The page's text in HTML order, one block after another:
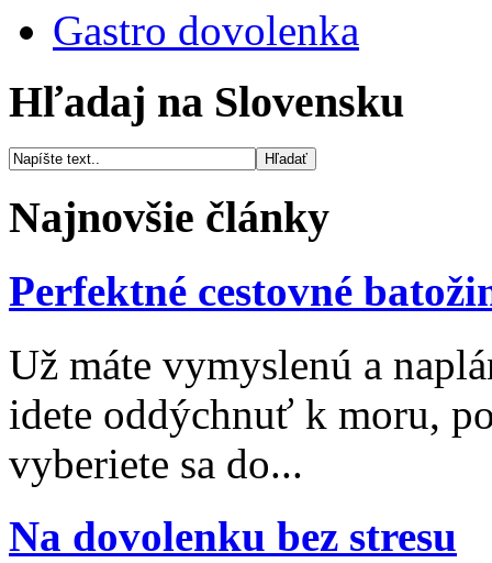
Gastro dovolenka
Hľadaj na Slovensku
Najnovšie články
Perfektné cestovné
Už máte vymyslenú a
idete oddýchnuť k moru,
vyberiete sa do...
Na dovolenku bez stresu